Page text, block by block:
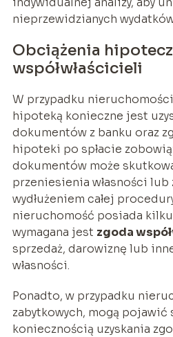
nieprzewidzianych
Obciążenia
współwłaścicieli
W przypadku
hipoteką konieczne jest
dokumentów z banku oraz
hipoteki po spłacie
dokumentów może
przeniesienia własności lub
wydłużeniem całej
nieruchomość posiada
wymagana jest zgoda
sprzedaż, darowiznę lub
własności.
Ponadto, w przypadku
zabytkowych, mogą pojawić
koniecznością uzyskania